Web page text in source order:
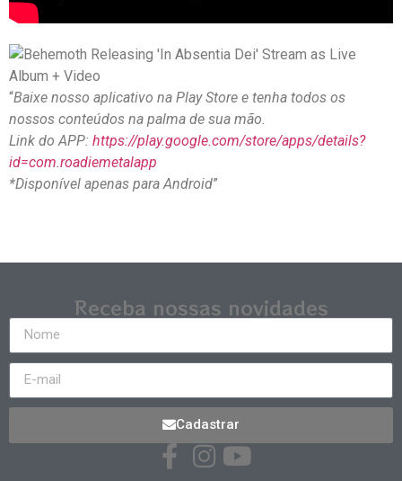
“Baixe nosso aplicativo na Play Store e tenha todos os
nossos conteúdos na palma de sua mão.
Link do APP: https://play.google.com/store/apps/details?
id=com.roadiemetalapp
*Disponível apenas para Android”
Receba nossas novidades
Cadastrar